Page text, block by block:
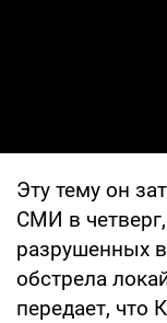
Эту тему он
СМИ в
разрушенных в
обстрела
передает, что